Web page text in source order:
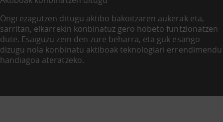
Ongi ezagutzen ditugu aktibo bakoitzaren aukerak eta,
sarritan, elkarrekin konbinatuz gero hobeto funtzionatzen
dute. Esaiguzu zein den zure beharra, eta guk esango
dizugu nola konbinatu aktiboak teknologiari errendimendu
handiagoa ateratzeko.